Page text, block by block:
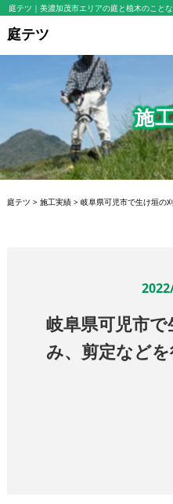
庭テツ ｜美濃加茂市エリアの庭と植木のこと
庭テツ
施
庭テツ > 施工実績> 岐阜県可児市で生け垣の
岐阜県可児市
み、剪定などを